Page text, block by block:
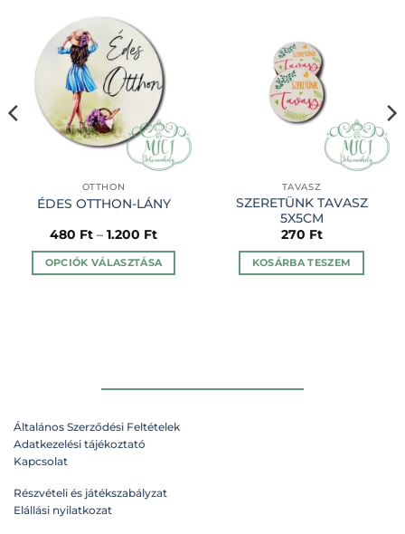
OTTHON
ÉDES OTTHON-LÁNY
480 Ft – 1.200 Ft
OPCIÓK VÁLASZTÁSA
a
ki
TAVASZ
SZERETÜNK TAVASZ
5X5CM
270 Ft
KOSÁRBA TESZEM
Általános Szerződési Feltételek
Adatkezelési tájékoztató
Kapcsolat
Részvételi és játékszabályzat
Elállási nyilatkozat